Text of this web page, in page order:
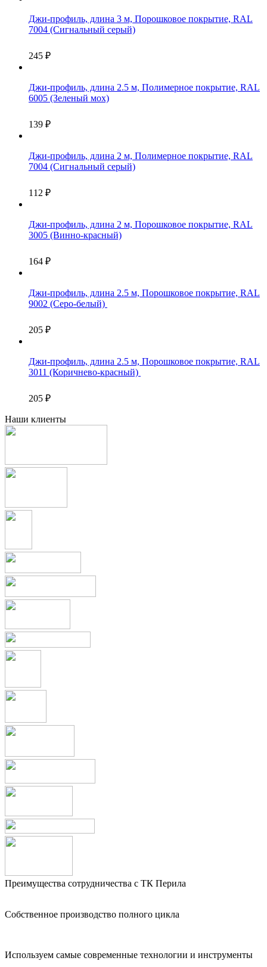
Джи-профиль, длина 3 м, Порошковое покрытие, RAL
7004 (Сигнальный серый)
245 ₽
Джи-профиль, длина 2.5 м, Полимерное покрытие, RAL
6005 (Зеленый мох)
139 ₽
Джи-профиль, длина 2 м, Полимерное покрытие, RAL
7004 (Сигнальный серый)
112 ₽
Джи-профиль, длина 2 м, Порошковое покрытие, RAL
3005 (Винно-красный)
164 ₽
Джи-профиль, длина 2.5 м, Порошковое покрытие, RAL
9002 (Серо-белый)
205 ₽
Джи-профиль, длина 2.5 м, Порошковое покрытие, RAL
3011 (Коричнево-красный)
205 ₽
Наши клиенты
Преимущества сотрудничества с ТК Перила
Собственное производство полного цикла
Используем самые современные технологии и инструменты